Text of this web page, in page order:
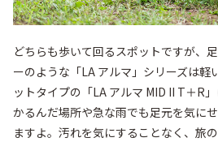
どちらも歩いて回るスポットですが、
ーのような「LA アルマ」シリーズは軽
ットタイプの「LA アルマ MID II T＋R
かるんだ場所や急な雨でも足元を気に
ますよ。汚れを気にすることなく、旅